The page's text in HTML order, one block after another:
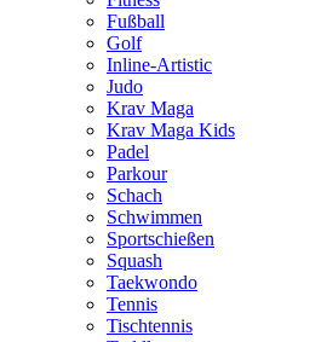
Fußball
Golf
Inline-Artistic
Judo
Krav Maga
Krav Maga Kids
Padel
Parkour
Schach
Schwimmen
Sportschießen
Squash
Taekwondo
Tennis
Tischtennis